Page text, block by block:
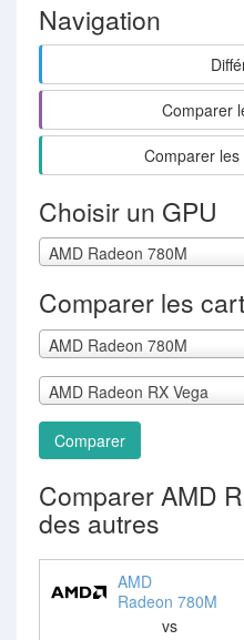
Navigation
Comparer
Comparer
Choisir un GPU
AMD Radeon 780M
Comparer les
AMD Radeon 780M
AMD Radeon RX Vega
Comparer
Comparer AMD
des autres
AMD
Radeon 780M
vs